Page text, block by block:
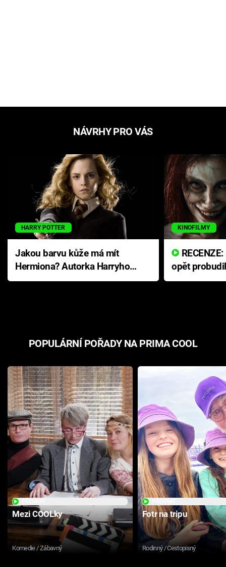
NÁVRHY PRO VÁS
HARRY POTTER
Jakou barvu kůže má mít
Hermiona? Autorka Harryho
Pottera přišla s ráznou
KINOFILMY
opět
přichází s
POPULÁRNÍ POŘADY NA PRIMA COOL
Mezi COOLky
Komedie / Zábavný
Fotr na tripu
Rodinný / Cestopisný